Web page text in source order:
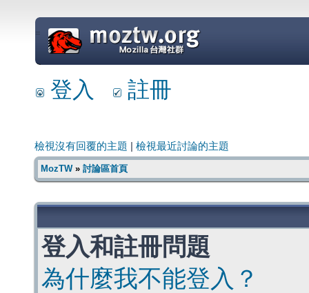
=
登入 註冊
檢視沒有回覆的主題 檢視最近討論的主題
MozTW» 討論區首頁
登入和註冊問題
為什麼我不能登入？